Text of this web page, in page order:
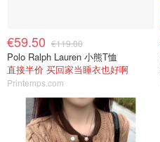
€59.50 €119.00
Polo Ralph Lauren 小熊T恤
直接半价 买回家当睡衣也好啊
Printemps.com